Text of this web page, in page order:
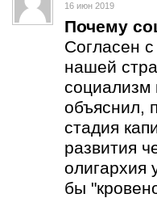
16 июн 2019
Почему
Согласен
нашей
социализм
объяснил,
стадия
развития
олигархия
бы